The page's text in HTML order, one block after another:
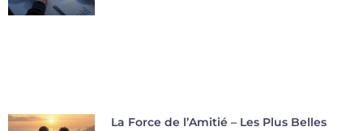
La Force de l’Amitié – Les Plus Belles